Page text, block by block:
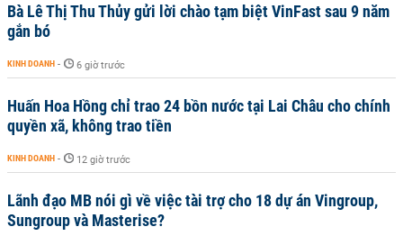
Bà Lê Thị Thu Thủy gửi lời chào tạm biệt VinFast sau 9 năm
gắn bó
KINH DOANH - 6 giờ trước
Huấn Hoa Hồng chỉ trao 24 bồn nước tại Lai Châu cho chính
quyền xã, không trao tiền
KINH DOANH - 12 giờ trước
Lãnh đạo MB nói gì về việc tài trợ cho 18 dự án Vingroup,
Sungroup và Masterise?